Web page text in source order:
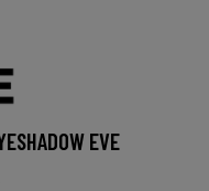
EVE